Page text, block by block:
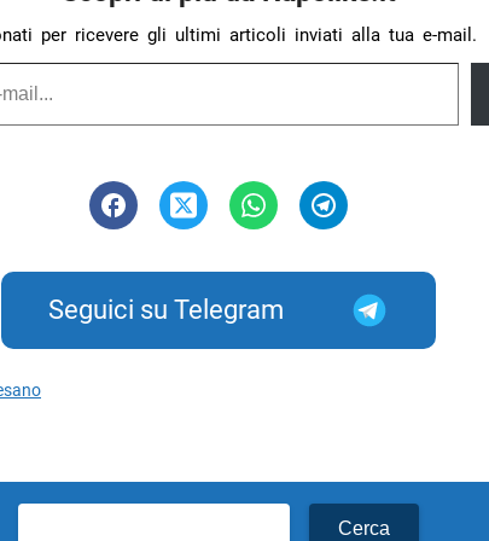
per ricevere gli ultimi articoli inviati alla tua e-mail.
Seguici su Telegram